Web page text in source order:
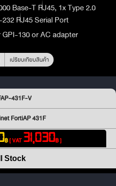
Base-T RJ45, 1x Type 2.0
RJ45 Serial Port
GPI-130 or AC adapter
เปรียบเทียบสินค้า
431F-V
FortiAP 431F
฿[ VAT31,030฿ ]
Stock